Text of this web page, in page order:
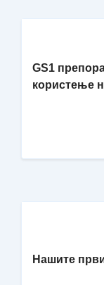
GS1
користење
Нашите